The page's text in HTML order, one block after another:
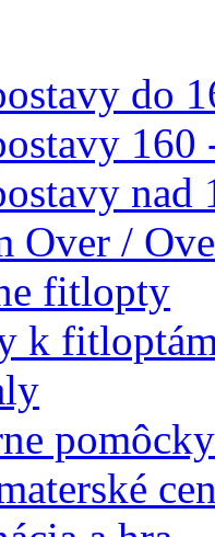
do
160
nad
Over /
fitlopty
k
pomôcky